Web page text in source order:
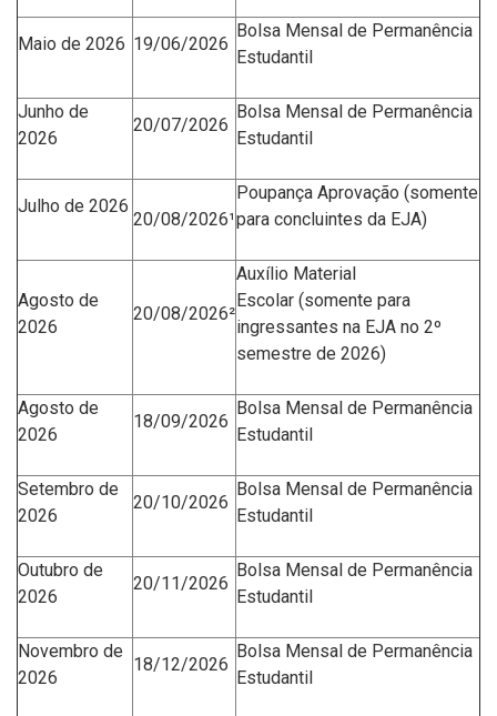
Maio de 2026 19/06/2026
Bolsa Mensal de Permanência
Estudantil
Junho de
2026
20/07/2026
Bolsa Mensal de Permanência
Estudantil
Julho de 2026
20/08/2026¹
Poupança Aprovação (somente
para concluintes da EJA)
Agosto de
2026
20/08/2026²
Auxílio Material
Escolar (somente para
ingressantes na EJA no 2º
semestre de 2026)
Agosto de
2026
18/09/2026
Bolsa Mensal de Permanência
Estudantil
Setembro de
2026
20/10/2026
Bolsa Mensal de Permanência
Estudantil
Outubro de
2026
20/11/2026
Bolsa Mensal de Permanência
Estudantil
Novembro de
2026
18/12/2026
Bolsa Mensal de Permanência
Estudantil